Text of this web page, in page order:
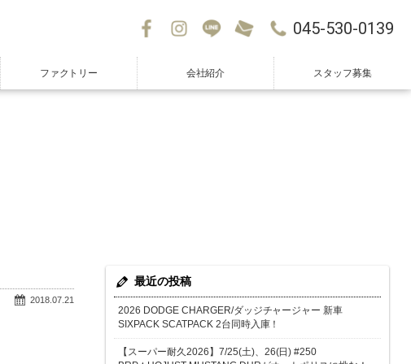
045-530-0139
ファクトリー 会社紹介 スタッフ募集
2018.07.21
最近の投稿
2026 DODGE CHARGER/ダッジチャージャー 新車
SIXPACK SCATPACK 2台同時入庫！
【スーパー耐久2026】7/25(土)、26(日) #250